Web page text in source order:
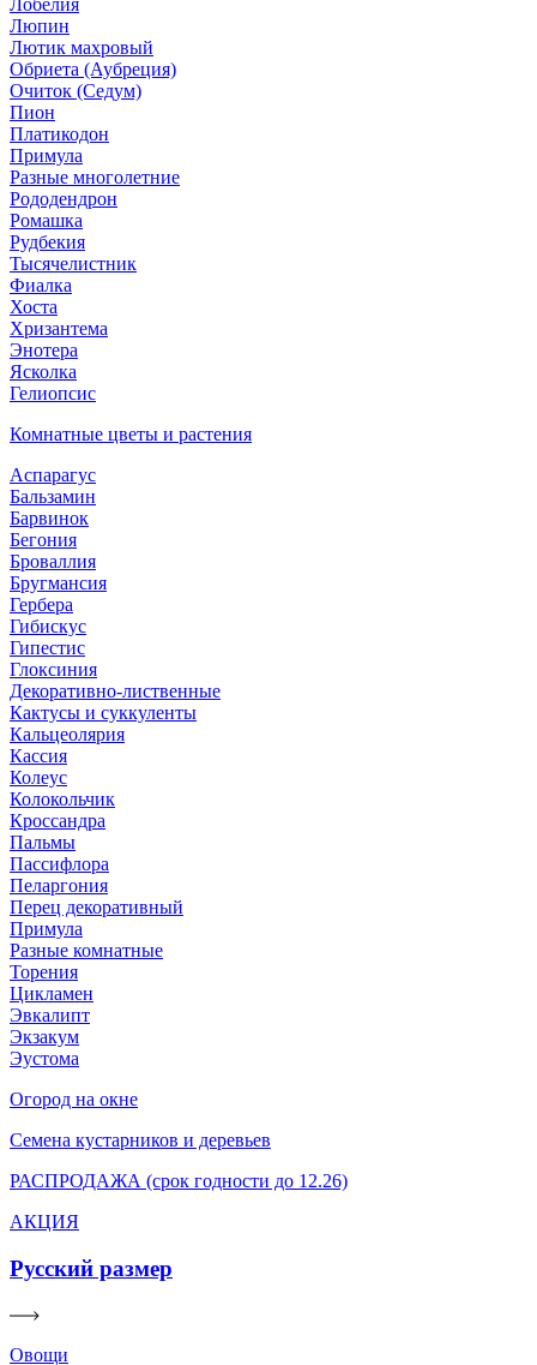
Люпин
Лютик махровый
Обриета (Аубреция)
Очиток (Седум)
Пион
Платикодон
Примула
Разные многолетние
Рододендрон
Ромашка
Рудбекия
Тысячелистник
Фиалка
Хоста
Хризантема
Энотера
Ясколка
Гелиопсис
Комнатные цветы и растения
Аспарагус
Бальзамин
Барвинок
Бегония
Броваллия
Бругмансия
Гербера
Гибискус
Гипестис
Глоксиния
Декоративно-лиственные
Кактусы и суккуленты
Кальцеолярия
Кассия
Колеус
Колокольчик
Кроссандра
Пальмы
Пассифлора
Пеларгония
Перец декоративный
Примула
Разные комнатные
Торения
Цикламен
Эвкалипт
Экзакум
Эустома
Огород на окне
Семена кустарников и деревьев
РАСПРОДАЖА (срок годности до 12.26)
АКЦИЯ
Русский размер
Овощи